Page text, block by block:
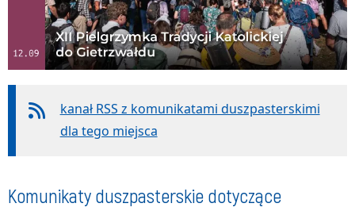
kanał RSS z komunikatami duszpasterskimi
dla tego miejsca
Komunikaty duszpasterskie dotyczące